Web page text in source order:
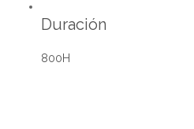
Duración
800H